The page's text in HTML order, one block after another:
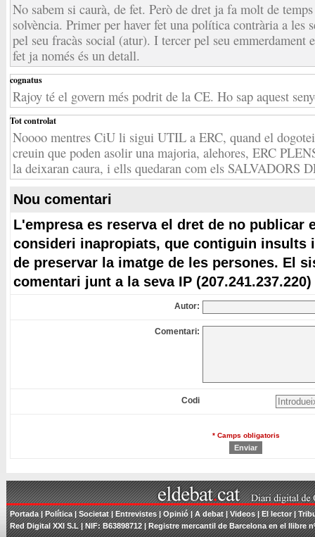
No sabem si caurà, de fet. Però de dret ja fa molt de
solvència. Primer per haver fet una política contrària a les
pel seu fracàs social (atur). I tercer pel seu emmerdament
fet ja només és un detall.
cognatus
Rajoy té el govern més podrit de la CE. Ho sap aquest
Tot controlat
Noooo mentres CiU li sigui UTIL a ERC, quand el
creuin que poden asolir una majoria, alehores, ERC
la deixaran caura, i ells quedaran com els SALVADORS
Nou comentari
L'empresa es reserva el dret de no publicar
consideri inapropiats, que contiguin insults
de preservar la imatge de les persones. El
comentari junt a la seva IP (207.241.237.220)
Autor:
Comentari:
Codi
* Camps obligatoris
Portada|Política|Societat|Entrevistes|Opinió|A debat|Videos|El lector|
Red Digital XXI S.L | NIF: B63898712 | Registre mercantil de Barcelona en el llibre